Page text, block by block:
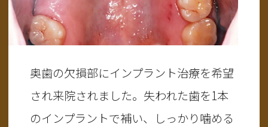
奥歯の欠損部にインプラント治療を希望
され来院されました。失われた歯を1本
のインプラントで補い、しっかり噛める